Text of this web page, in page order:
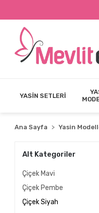
YASİN SETLERİ
Ana Sayfa Yasin
Alt Kategoriler
Çiçek Mavi
Çiçek Pembe
Çiçek Siyah